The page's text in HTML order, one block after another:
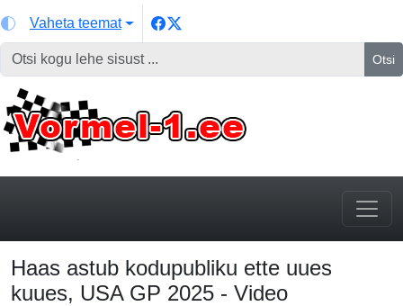
Vaheta teemat
Otsi
Haas astub kodupubliku ette uues
kuues, USA GP 2025 - Video